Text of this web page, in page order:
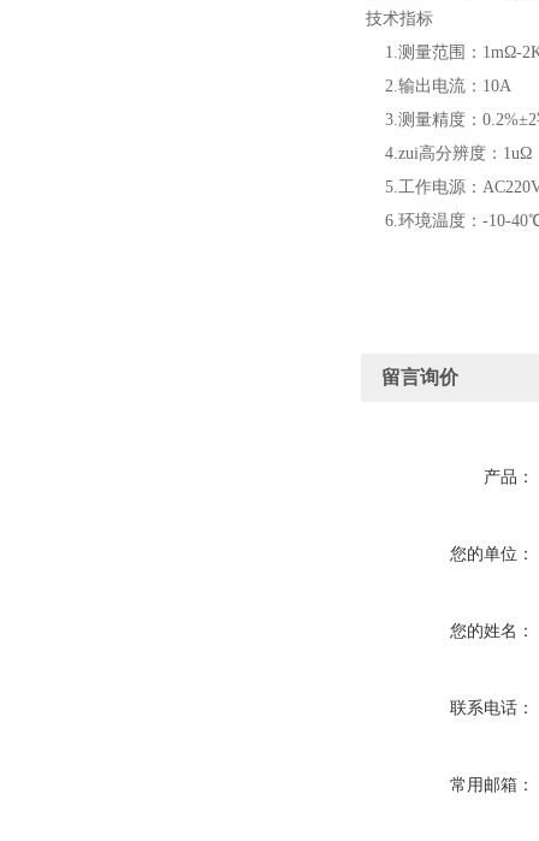
技术指标
1.测量范围：1mΩ-
2.输出电流：10A
3.测量精度：
4.zui高分辨度：1uΩ
5.工作电源：
6.环境温度：-10-
留言询价
产品：
您的单位：
您的姓名：
联系电话：
常用邮箱：